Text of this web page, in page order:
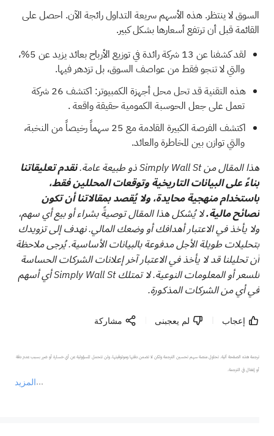
السوق لا ينتظر. هذه الأسهم سريعة التداول رائجة الآن. احصل على
القائمة قبل أن ترتفع أسعارها بشكل كبير.
لقد كشفنا عن 13 شركة رائدة في توزيع الأرباح
بعائد يزيد عن 5%،
والتي لا تنجو فقط من عواصف السوق، بل تزدهر فيها.
هذه التقنية قد تحل محل أجهزة الكمبيوتر: اكتشف
26 شركة
تعمل على جعل الحوسبة الكمومية حقيقة واقعة.
اكتشف الفرصة الكبيرة القادمة مع 25 سهماً رخيصاً من النخبة،
والتي توازن بين المخاطرة والعائد.
هذا المقال من Simply Wall St ذو طبيعة عامة.
نقدم تعليقاتنا
بناءً على البيانات التاريخية وتوقعات المحللين فقط،
باستخدام منهجية محايدة، ولا يُقصد بمقالاتنا أن تكون
نصائح مالية.لا يُشكل هذا المقال توصيةً بشراء أو بيع أي سهم،
ولا يأخذ في الاعتبار أهدافك أو وضعك المالي. نهدف إلى تزويدك
بتحليلات طويلة الأجل مدفوعة بالبيانات الأساسية. يُرجى ملاحظة
أن تحليلنا قد لا يأخذ في الاعتبار آخر إعلانات الشركات الحساسة
للسعر أو المعلومات النوعية. لا تمتلك Simply Wall St أي أسهم
في أي من الشركات المذكورة.
إعجاب لم يعجبنى مشاركة
المزيد
ترجمة هذه الصفحة آلية. تحاول منصة سهم تحسين الترجمة ولكن لا تضمن دقتها وموثوقيتها، ولن تتحمل المسؤولية عن أي خسارة أو ضرر بسبب عدم دقة
أو إغفال في الترجمة.